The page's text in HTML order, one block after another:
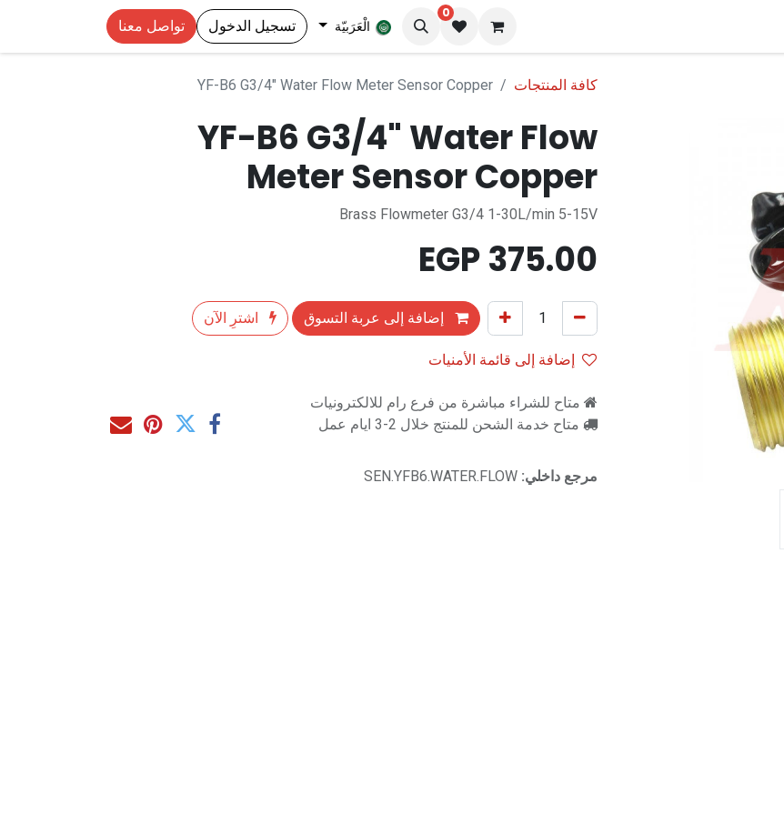
0
الْعَرَبيّة تسجيل الدخول تواصل معنا
كافة المنتجات YF-B6 G3/4" Water Flow Meter Sensor Copper
YF-B6 G3/4" Water Flow
Meter Sensor Copper
Brass Flowmeter G3/4 1-30L/min 5-15V
375.00
إضافة إلى عربة التسوق
اشترِ الآن
إضافة إلى قائمة الأمنيات
متاح للشراء مباشرة من فرع رام للالكترونيات
متاح خدمة الشحن للمنتج خلال 2-3 ايام عمل
مرجع داخلي: SEN.YFB6.WATER.FLOW